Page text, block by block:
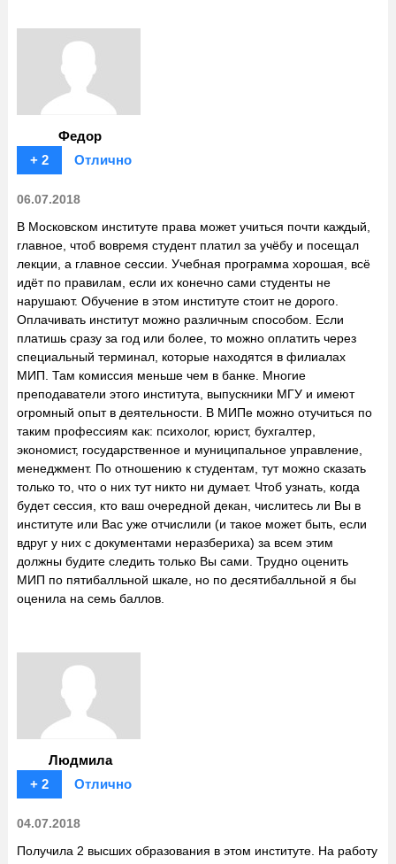
Федор
+ 2
Отлично
06.07.2018
В Московском институте права может учиться почти каждый,
главное, чтоб вовремя студент платил за учёбу и посещал
лекции, а главное сессии. Учебная программа хорошая, всё
идёт по правилам, если их конечно сами студенты не
нарушают. Обучение в этом институте стоит не дорого.
Оплачивать институт можно различным способом. Если
платишь сразу за год или более, то можно оплатить через
специальный терминал, которые находятся в филиалах
МИП. Там комиссия меньше чем в банке. Многие
преподаватели этого института, выпускники МГУ и имеют
огромный опыт в деятельности. В МИПе можно отучиться по
таким профессиям как: психолог, юрист, бухгалтер,
экономист, государственное и муниципальное управление,
менеджмент. По отношению к студентам, тут можно сказать
только то, что о них тут никто ни думает. Чтоб узнать, когда
будет сессия, кто ваш очередной декан, числитесь ли Вы в
институте или Вас уже отчислили (и такое может быть, если
вдруг у них с документами неразбериха) за всем этим
должны будите следить только Вы сами. Трудно оценить
МИП по пятибалльной шкале, но по десятибалльной я бы
оценила на семь баллов.
Людмила
+ 2
Отлично
04.07.2018
Получила 2 высших образования в этом институте. На работу